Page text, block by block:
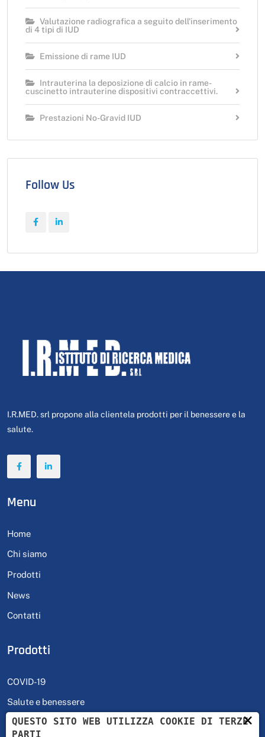
Valutazione radiografica a seguito dell'inserimento
di 4 tipi di IUD
Emissione di rame IUD
Intrauterina la deposizione di calcio in rame-
cuscinetto intrauterine dispositivi contraccettivi.
Prestazioni No-Gravid IUD
Follow Us
I.R.MED. srl propone alla clientela prodotti per il benessere e la
salute.
Menu
Home
Chi siamo
Prodotti
News
Contatti
Prodotti
COVID-19
Salute e benessere
Self Test ×
QUESTO SITO WEB UTILIZZA COOKIE DI TERZE
PARTI